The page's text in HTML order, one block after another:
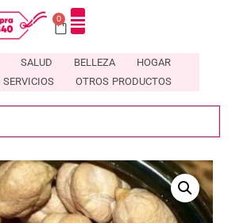
0
SALUD BELLEZA
HOGAR
SERVICIOS OTROS PRODUCTOS